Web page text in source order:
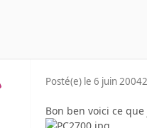
Posté(e) le 6 juin 2004
Bon ben voici ce